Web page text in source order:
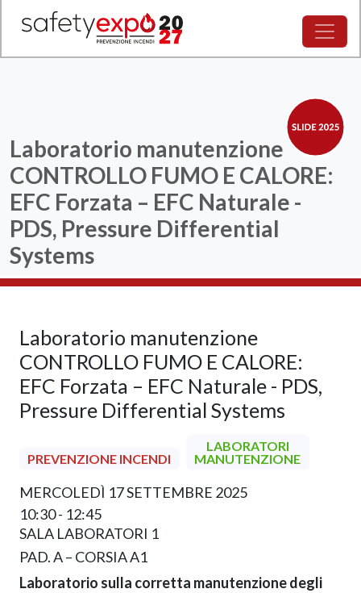
Laboratorio manutenzione
CONTROLLO FUMO E CALORE:
EFC Forzata – EFC Naturale -
PDS, Pressure Differential
Systems
Laboratorio manutenzione
CONTROLLO FUMO E CALORE:
EFC Forzata – EFC Naturale - PDS,
Pressure Differential Systems
PREVENZIONE INCENDI
LABORATORI
MANUTENZIONE
MERCOLEDÌ 17 SETTEMBRE 2025
10:30 - 12:45
SALA LABORATORI 1
PAD. A – CORSIA A1
Laboratorio sulla corretta manutenzione degli